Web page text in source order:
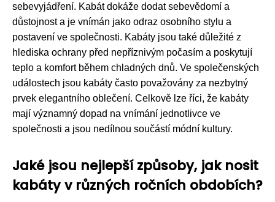
sebevyjádření. Kabát dokáže dodat sebevědomí a
důstojnost a je vnímán jako odraz osobního stylu a
postavení ve společnosti. Kabáty jsou také důležité z
hlediska ochrany před nepříznivým počasím a poskytují
teplo a komfort během chladných dnů. Ve společenských
událostech jsou kabáty často považovány za nezbytný
prvek elegantního oblečení. Celkově lze říci, že kabáty
mají významný dopad na vnímání jednotlivce ve
společnosti a jsou nedílnou součástí módní kultury.
Jaké jsou nejlepší způsoby, jak nosit
kabáty v různých ročních obdobích?